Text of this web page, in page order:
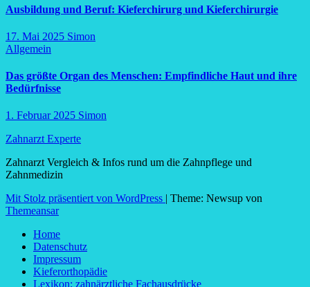
Ausbildung und Beruf: Kieferchirurg und Kieferchirurgie
17. Mai 2025 Simon
Allgemein
Das größte Organ des Menschen: Empfindliche Haut und ihre
Bedürfnisse
1. Februar 2025 Simon
Zahnarzt Experte
Zahnarzt Vergleich & Infos rund um die Zahnpflege und
Zahnmedizin
Mit Stolz präsentiert von WordPress | Theme: Newsup von
Themeansar
Home
Datenschutz
Impressum
Kieferorthopädie
Lexikon: zahnärztliche Fachausdrücke